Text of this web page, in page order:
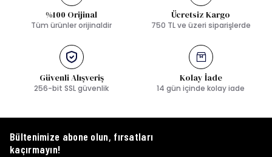
%100 Orijinal
Tüm ürünler orijinaldir
Ücretsiz Kargo
750 TL ve üzeri siparişlerde
Güvenli Alışveriş
256-bit SSL güvenlik
Kolay İade
14 gün içinde kolay iade
Bültenimize abone olun, fırsatları
kaçırmayın!